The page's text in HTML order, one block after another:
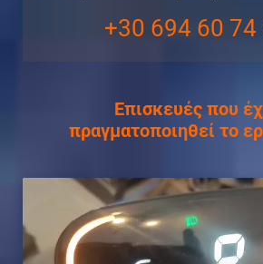
+30 694 60 74
Επισκευές που
πραγματοποιηθεί το